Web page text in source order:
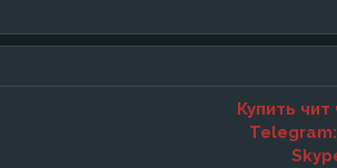
Купить
Telegram: